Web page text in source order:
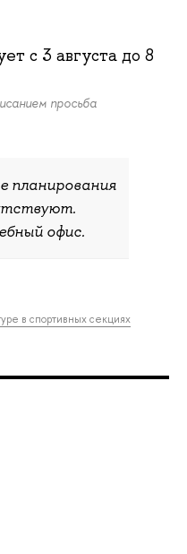
c 3 августа до 8
просьба
планирования
офис.
в спортивных секциях